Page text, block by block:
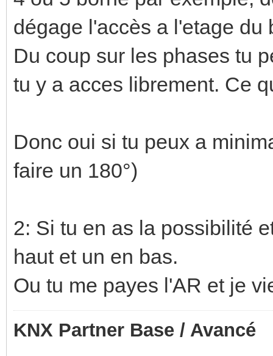
2)En plus 2 rangées de
pratique.
Je te confirme que c'est
filou59
10/06/2021, 15:26:35(Modification du
Dernier point :
1:Avec l'orientation choisi,
entre borne.